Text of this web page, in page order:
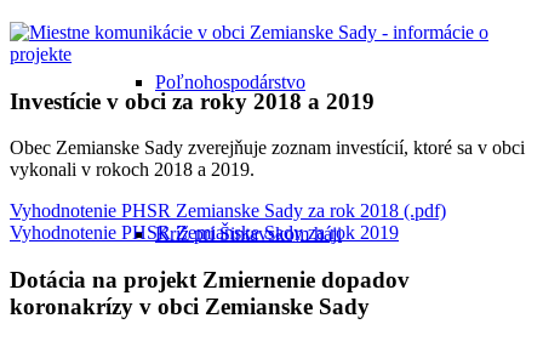
Poľnohospodárstvo
Kríž pri Šintavskom háji
Investície v obci za roky 2018 a 2019
Obec Zemianske Sady zverejňuje zoznam investícií, ktoré sa v obci
vykonali v rokoch 2018 a 2019.
Vyhodnotenie PHSR Zemianske Sady za rok 2018 (.pdf)
Vyhodnotenie PHSR Zemianske Sady za rok 2019
Dotácia na projekt Zmiernenie dopadov
koronakrízy v obci Zemianske Sady